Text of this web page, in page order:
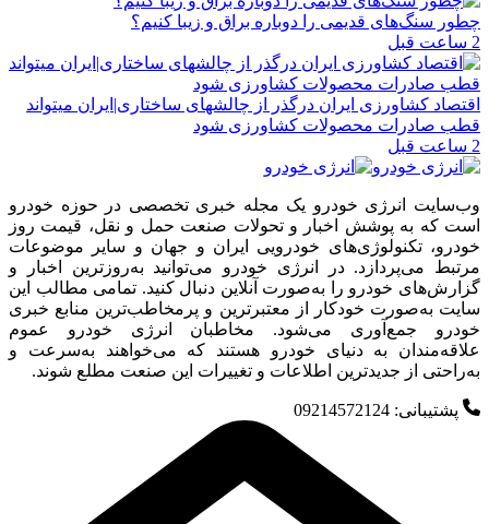
چطور سنگ‌های قدیمی را دوباره براق و زیبا کنیم؟
2 ساعت قبل
اقتصاد کشاورزی ایران درگذر از چالشهای ساختاری|ایران میتواند
قطب صادرات محصولات کشاورزی شود
2 ساعت قبل
وب‌سایت انرژی خودرو یک مجله خبری تخصصی در حوزه خودرو
است که به پوشش اخبار و تحولات صنعت حمل و نقل، قیمت روز
خودرو، تکنولوژی‌های خودرویی ایران و جهان و سایر موضوعات
مرتبط می‌پردازد. در انرژی خودرو می‌توانید به‌روزترین اخبار و
گزارش‌های خودرو را به‌صورت آنلاین دنبال کنید. تمامی مطالب این
سایت به‌صورت خودکار از معتبرترین و پرمخاطب‌ترین منابع خبری
خودرو جمع‌آوری می‌شود. مخاطبان انرژی خودرو عموم
علاقه‌مندان به دنیای خودرو هستند که می‌خواهند به‌سرعت و
به‌راحتی از جدیدترین اطلاعات و تغییرات این صنعت مطلع شوند.
پشتیبانی: 09214572124